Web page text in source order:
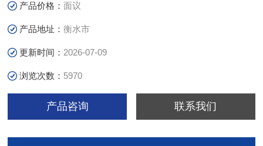
产品价格：面议
产品地址：衡水市
更新时间： 2026-07-09
浏览次数： 5970
产品咨询 联系我们